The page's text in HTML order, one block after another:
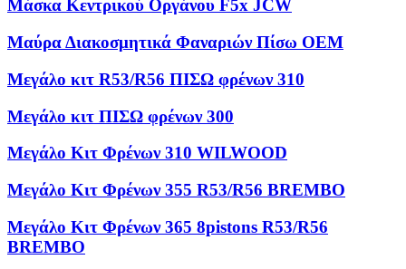
Μάσκα Κεντρικού Οργάνου F5x JCW
Μαύρα Διακοσμητικά Φαναριών Πίσω OEM
Μεγάλο κιτ R53/R56 ΠΙΣΩ φρένων 310
Μεγάλο κιτ ΠΙΣΩ φρένων 300
Μεγάλο Κιτ Φρένων 310 WILWOOD
Μεγάλο Κιτ Φρένων 355 R53/R56 BREMBO
Μεγάλο Κιτ Φρένων 365 8pistons R53/R56
BREMBO